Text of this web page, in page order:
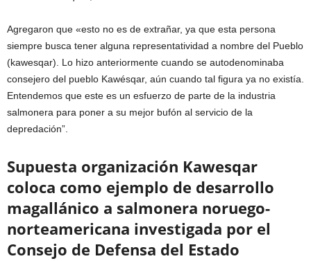
Agregaron que «esto no es de extrañar, ya que esta persona
siempre busca tener alguna representatividad a nombre del Pueblo
(kawesqar). Lo hizo anteriormente cuando se autodenominaba
consejero del pueblo Kawésqar, aún cuando tal figura ya no existía.
Entendemos que este es un esfuerzo de parte de la industria
salmonera para poner a su mejor bufón al servicio de la
depredación”.
Supuesta organización Kawesqar
coloca como ejemplo de desarrollo
magallánico a salmonera noruego-
norteamericana investigada por el
Consejo de Defensa del Estado